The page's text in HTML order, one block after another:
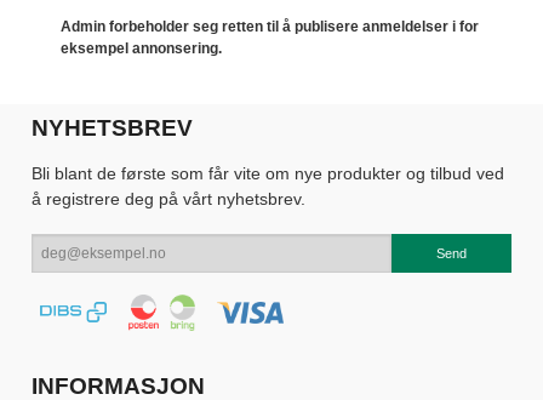
Admin forbeholder seg retten til å publisere anmeldelser i for
eksempel annonsering.
NYHETSBREV
Bli blant de første som får vite om nye produkter og tilbud ved
å registrere deg på vårt nyhetsbrev.
INFORMASJON